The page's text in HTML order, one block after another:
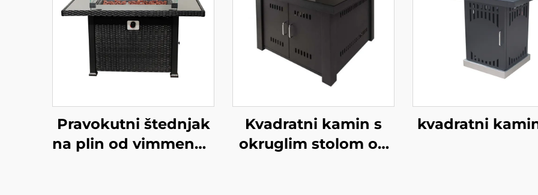
Pravokutni štednjak
na plin od vimmenog
Kvadratni kamin s
okruglim stolom od
kvadratni